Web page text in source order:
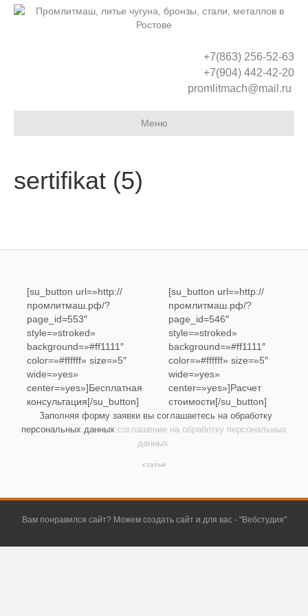
+7(863) 256-52-63
+7(904) 442-42-20
promlitmach@mail.ru
Меню
sertifikat (5)
[su_button url=»http://
промлитмаш.рф/?
page_id=553″
style=»stroked»
background=»#ff1111″
color=»#ffffff» size=»5″
wide=»yes»
center=»yes»]Бесплатная
консультация[/su_button]
[su_button url=»http://
промлитмаш.рф/?
page_id=546″
style=»stroked»
background=»#ff1111″
color=»#ffffff» size=»5″
wide=»yes»
center=»yes»]Расчет
стоимости[/su_button]
Заполняя форму заявки вы соглашаетесь на обработку
персональных данных соглашение на обработку персональных
данных
статьи
Вам понравился сайт? Можем создать сайт и для вас - "Вебстудия"